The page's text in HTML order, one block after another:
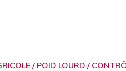
/ POID LOURD /